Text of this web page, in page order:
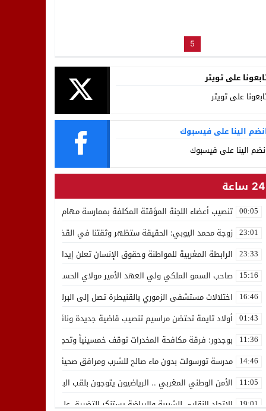
5
على تويتر
على تويتر
الينا على فيسبوك
الينا على فيسبوك
24 ساعة
00:05 تنصيب أعضاء اللجنة المؤقتة المكلفة بممارسة مهام المجلس الوطني
23:01 زوجة محمد اليوبي: الحقيقة ستظهر وثقتنا في القضاء ثابتة
23:33 الرابطة المغربية للمواطنة وحقوق الإنسان تعلن إيداع رئيسها
15:16 صاحب السمو الملكي ولي العهد الأمير مولاي الحسن يدشن “برج
16:46 اختلالات مستشفى الزموري بالقنيطرة تصل إلى البرلمان واستقالة
01:43 أولاد تايمة تحتضن مراسيم تنصيب قاضية جديدة ونائب لوكيل الملك
11:36 بوجدور: فرقة مكافحة المخدرات توقف خمسينياً وتحجز 10 كيلوغرامات من الشيرا
14:46 مدرسة تورسولت بدون ماء صالح للشرب ومرافق صحية في وضعية
11:05 الأمن الوطني المغربي .. الرياضيون يتوجون بلقب البطولة العربية
19:01 الاتحاد النقابي للشبيبة والرياضة يستنكر التضييق على الموظفين